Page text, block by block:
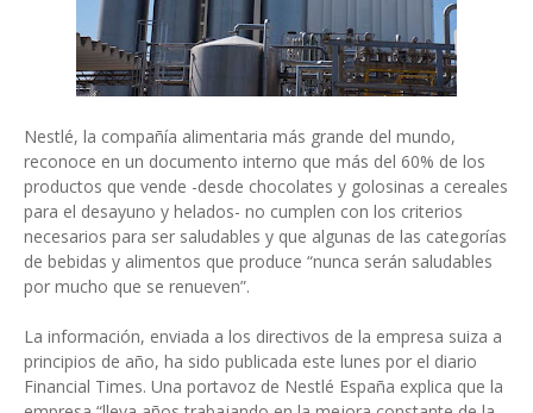
Nestlé, la compañía alimentaria más grande del mundo,
reconoce en un documento interno que más del 60% de los
productos que vende -desde chocolates y golosinas a cereales
para el desayuno y helados- no cumplen con los criterios
necesarios para ser saludables y que algunas de las categorías
de bebidas y alimentos que produce “nunca serán saludables
por mucho que se renueven”.
La información, enviada a los directivos de la empresa suiza a
principios de año, ha sido publicada este lunes por el diario
Financial Times. Una portavoz de Nestlé España explica que la